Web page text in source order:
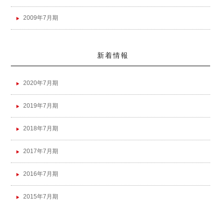
2009年7月期
新着情報
2020年7月期
2019年7月期
2018年7月期
2017年7月期
2016年7月期
2015年7月期